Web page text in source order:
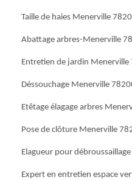
Taille de haies Menerville
Abattage arbres-Menerville
Entretien de jardin Menerville
Déssouchage Menerville
Etêtage élagage arbres
Pose de clôture Menerville
Elagueur pour
Expert en entretien espace